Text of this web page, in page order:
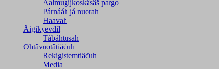
Aalmugijkoskâsâš pargo
Párnááh já nuorah
Haavah
Äigikyevdil
Tábáhtusah
Ohtâvuotâtiäđuh
Rekigistemtiäđuh
Media